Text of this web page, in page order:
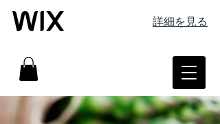
詳細を見る